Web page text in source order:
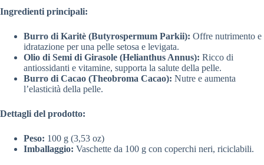
Ingredienti principali:
Burro di Karitè (Butyrospermum Parkii): Offre nutrimento e
idratazione per una pelle setosa e levigata.
Olio di Semi di Girasole (Helianthus Annus): Ricco di
antiossidanti e vitamine, supporta la salute della pelle.
Burro di Cacao (Theobroma Cacao): Nutre e aumenta
l’elasticità della pelle.
Dettagli del prodotto:
Peso: 100 g (3,53 oz)
Imballaggio: Vaschette da 100 g con coperchi neri, riciclabili.